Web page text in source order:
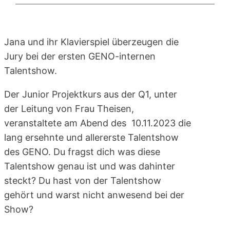
Jana und ihr Klavierspiel überzeugen die
Jury bei der ersten GENO-internen
Talentshow.
Der Junior Projektkurs aus der Q1, unter
der Leitung von Frau Theisen,
veranstaltete am Abend des 10.11.2023 die
lang ersehnte und allererste Talentshow
des GENO. Du fragst dich was diese
Talentshow genau ist und was dahinter
steckt? Du hast von der Talentshow
gehört und warst nicht anwesend bei der
Show?